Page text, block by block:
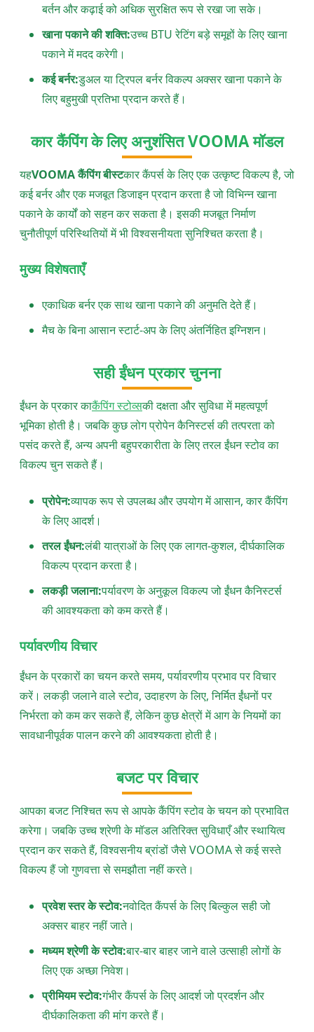
बर्तन और कढ़ाई को अधिक सुरक्षित रूप से रखा जा सके।
खाना पकाने की शक्ति:उच्च BTU रेटिंग बड़े समूहों के लिए खाना
पकाने में मदद करेगी।
कई बर्नर:डुअल या ट्रिपल बर्नर विकल्प अक्सर खाना पकाने के
लिए बहुमुखी प्रतिभा प्रदान करते हैं।
कार कैंपिंग के लिए अनुशंसित VOOMA मॉडल
यहVOOMA कैंपिंग बीस्टकार कैंपर्स के लिए एक उत्कृष्ट विकल्प है, जो
कई बर्नर और एक मजबूत डिजाइन प्रदान करता है जो विभिन्न खाना
पकाने के कार्यों को सहन कर सकता है। इसकी मजबूत निर्माण
चुनौतीपूर्ण परिस्थितियों में भी विश्वसनीयता सुनिश्चित करता है।
मुख्य विशेषताएँ
एकाधिक बर्नर एक साथ खाना पकाने की अनुमति देते हैं।
मैच के बिना आसान स्टार्ट-अप के लिए अंतर्निहित इग्निशन।
सही ईंधन प्रकार चुनना
ईंधन के प्रकार काकैंपिंग स्टोव्सकी दक्षता और सुविधा में महत्वपूर्ण
भूमिका होती है। जबकि कुछ लोग प्रोपेन कैनिस्टर्स की तत्परता को
पसंद करते हैं, अन्य अपनी बहुपरकारीता के लिए तरल ईंधन स्टोव का
विकल्प चुन सकते हैं।
प्रोपेन:व्यापक रूप से उपलब्ध और उपयोग में आसान, कार कैंपिंग
के लिए आदर्श।
तरल ईंधन:लंबी यात्राओं के लिए एक लागत-कुशल, दीर्घकालिक
विकल्प प्रदान करता है।
लकड़ी जलाना:पर्यावरण के अनुकूल विकल्प जो ईंधन कैनिस्टर्स
की आवश्यकता को कम करते हैं।
पर्यावरणीय विचार
ईंधन के प्रकारों का चयन करते समय, पर्यावरणीय प्रभाव पर विचार
करें। लकड़ी जलाने वाले स्टोव, उदाहरण के लिए, निर्मित ईंधनों पर
निर्भरता को कम कर सकते हैं, लेकिन कुछ क्षेत्रों में आग के नियमों का
सावधानीपूर्वक पालन करने की आवश्यकता होती है।
बजट पर विचार
आपका बजट निश्चित रूप से आपके कैंपिंग स्टोव के चयन को प्रभावित
करेगा। जबकि उच्च श्रेणी के मॉडल अतिरिक्त सुविधाएँ और स्थायित्व
प्रदान कर सकते हैं, विश्वसनीय ब्रांडों जैसे VOOMA से कई सस्ते
विकल्प हैं जो गुणवत्ता से समझौता नहीं करते।
प्रवेश स्तर के स्टोव:नवोदित कैंपर्स के लिए बिल्कुल सही जो
अक्सर बाहर नहीं जाते।
मध्यम श्रेणी के स्टोव:बार-बार बाहर जाने वाले उत्साही लोगों के
लिए एक अच्छा निवेश।
प्रीमियम स्टोव:गंभीर कैंपर्स के लिए आदर्श जो प्रदर्शन और
दीर्घकालिकता की मांग करते हैं।